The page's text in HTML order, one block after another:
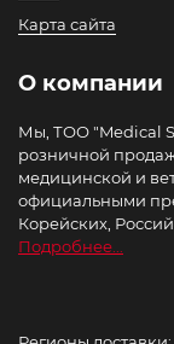
Карта сайта
О компании
Мы, ТОО "Medical
розничной
медицинской и
официальными
Корейских,
Подробнее...